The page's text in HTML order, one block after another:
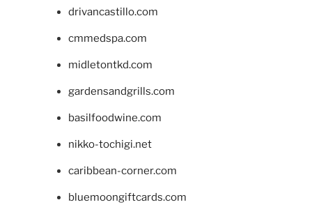
drivancastillo.com
cmmedspa.com
midletontkd.com
gardensandgrills.com
basilfoodwine.com
nikko-tochigi.net
caribbean-corner.com
bluemoongiftcards.com